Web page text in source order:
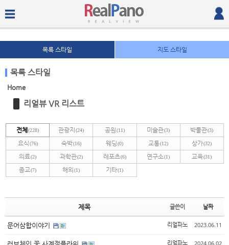
목록 스타일 지도 스타일
목록 스타일
Home
리얼뷰 VR 리스트
전체(228) 관광지 (24) 공원(11) 미술관(3) 박물관(3)
요식(76) 숙박(16) 웨딩 (0) 교통(12) 상가(32)
의료(2) 과학관(2) 레포츠(6) 연구소(1) 교육(31)
종교(7) 해외 (1) 기타(1)
제목 글쓴이 날짜
문어삼합이야기 리얼파노 2023.06.11
리얼파노 2024.06.02
Sketchbook5, 스케치북5
Sketchbook5, 스케치북5
Sketchbook5, 스케치북5
Sketchbook5, 스케치북5